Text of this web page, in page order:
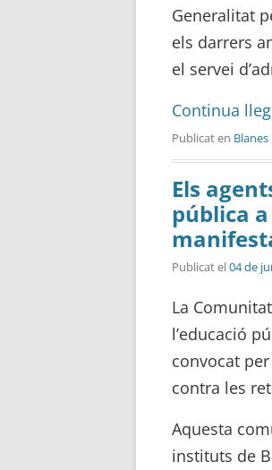
Generalitat
els darrers
el servei
Continua
Publicat en Blanes
Els
pública
Publicat el04 de
La
l’educació
convocat
contra les
Aquesta
instituts de